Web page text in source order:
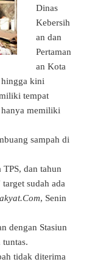
Dinas
Kebersih
an dan
Pertaman
an Kota
kini
tempat
hanya memiliki
sampah di
dan tahun
sudah ada
, Senin
dengan Stasiun
tidak diterima